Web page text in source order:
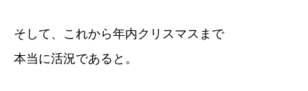
そして、これから年内クリスマスまで
本当に活況であると。